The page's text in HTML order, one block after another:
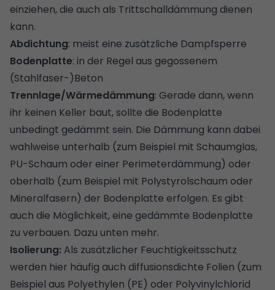
einziehen, die auch als Trittschalldämmung dienen
kann.
Abdichtung: meist eine zusätzliche Dampfsperre
Bodenplatte: in der Regel aus gegossenem
(Stahlfaser-)Beton
Trennlage/Wärmedämmung: Gerade dann, wenn
ihr keinen Keller baut, sollte die Bodenplatte
unbedingt gedämmt sein. Die Dämmung kann dabei
wahlweise unterhalb (zum Beispiel mit Schaumglas,
PU-Schaum oder einer Perimeterdämmung) oder
oberhalb (zum Beispiel mit Polystyrolschaum oder
Mineralfasern) der Bodenplatte erfolgen. Es gibt
auch die Möglichkeit, eine gedämmte Bodenplatte
zu verbauen. Dazu unten mehr.
Isolierung: Als zusätzlicher Feuchtigkeitsschutz
werden hier häufig auch diffusionsdichte Folien (zum
Beispiel aus Polyethylen (PE) oder Polyvinylchlorid